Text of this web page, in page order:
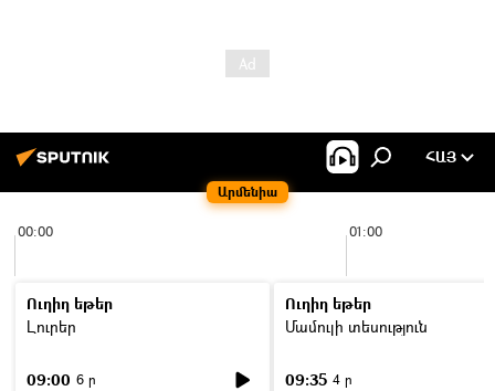
Արմենիա
ՀԱՅ
00:00 01:00
Ուղիղ եթեր
Լուրեր
09:00 6 ր
Ուղիղ եթեր
Մամուլի տեսություն
09:35 4 ր